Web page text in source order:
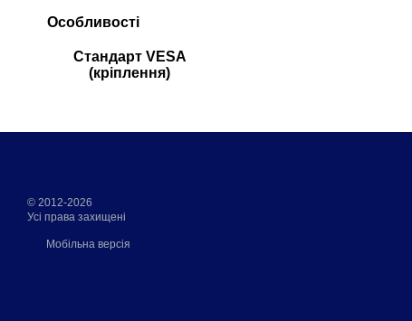
Особливості
Стандарт VESA
(кріплення)
© 2012-2026
Усі права захищені
Мобільна версія